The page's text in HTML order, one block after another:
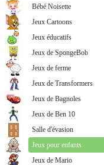
Bébé Noisette
Jeux Cartoons
Jeux éducatifs
Jeux de SpongeBob
Jeux de ferme
Jeux de Transformers
Jeux de Bagnoles
Jeux de Ben 10
Salle d'évasion
Jeux pour enfants
Jeux de Mario